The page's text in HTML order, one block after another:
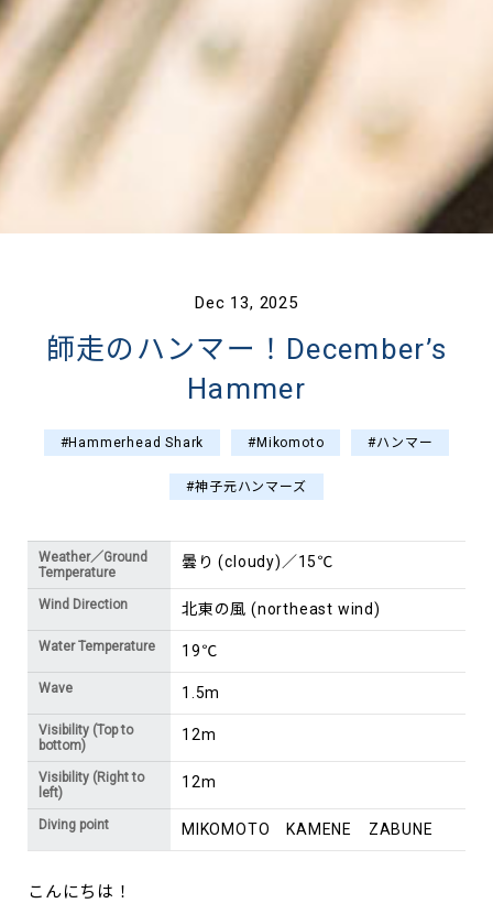
Dec 13, 2025
師走のハンマー！December’s
Hammer
#Hammerhead Shark #Mikomoto #ハンマー
#神子元ハンマーズ
Weather／Ground
Temperature
曇り (cloudy)／15℃
Wind Direction 北東の風 (northeast wind)
Water Temperature 19℃
Wave 1.5m
Visibility (Top to
bottom)
12m
Visibility (Right to
left)
12m
Diving point MIKOMOTO KAMENE ZABUNE
こんにちは！